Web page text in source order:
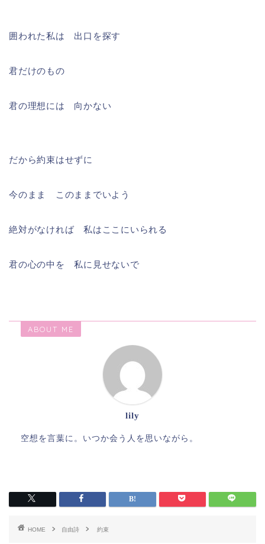
囲われた私は 出口を探す
君だけのもの
君の理想には 向かない
だから約束はせずに
今のまま このままでいよう
絶対がなければ 私はここにいられる
君の心の中を 私に見せないで
ABOUT ME
lily
空想を言葉に。いつか会う人を思いながら。
HOME 自由詩 約束